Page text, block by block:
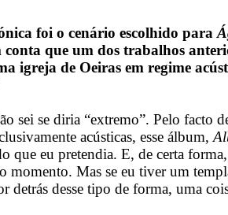
foi o cenário escolhido para
conta que um dos trabalhos
igreja de Oeiras em regime
sei se diria “extremo”. Pelo facto
acústicas, esse álbum,
que eu pretendia. E, de certa
momento. Mas se eu tiver um
detrás desse tipo de forma, uma